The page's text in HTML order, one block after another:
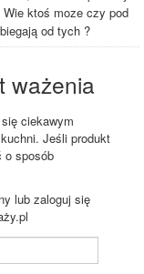
ktoś moze czy pod
od tych ?
ważenia
ciekawym
Jeśli produkt
o sposób
lub zaloguj się